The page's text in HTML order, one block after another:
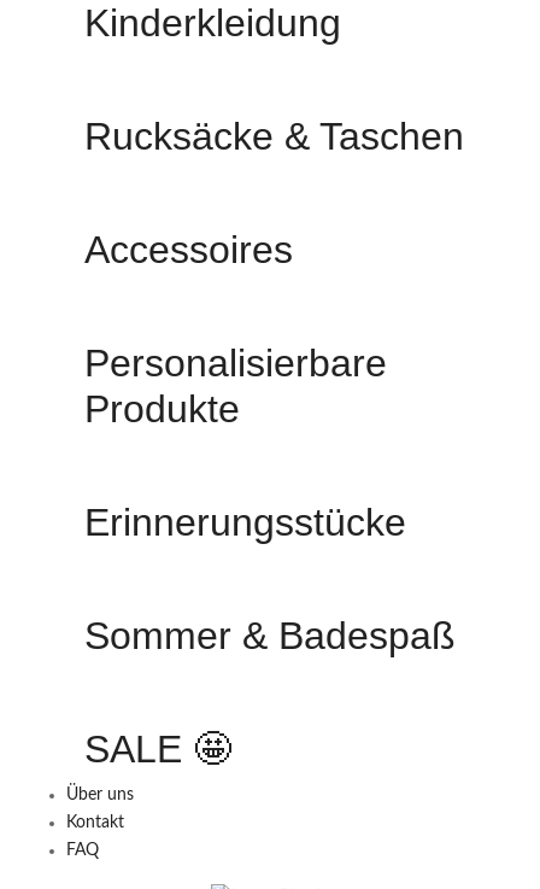
Kinderkleidung
Rucksäcke & Taschen
Accessoires
Personalisierbare
Produkte
Erinnerungsstücke
Sommer & Badespaß
SALE 🤩
Über uns
Kontakt
FAQ